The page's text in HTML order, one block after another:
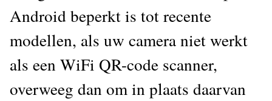
Android beperkt is tot recente
modellen, als uw camera niet werkt
als een WiFi QR-code scanner,
overweeg dan om in plaats daarvan